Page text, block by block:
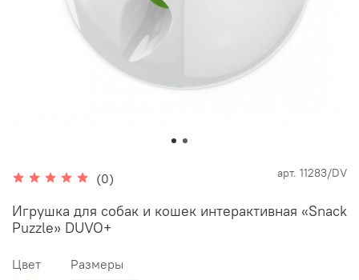
(0) арт. 11283/DV
Игрушка для собак и кошек интерактивная «Snack
Puzzle» DUVO+
Цвет Размеры